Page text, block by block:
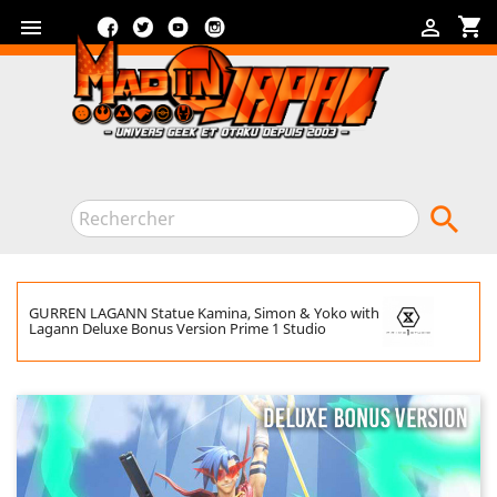
 shopping_cart

FacebookTwitterYouTube

GURREN LAGANN Statue Kamina, Simon & Yoko with
Lagann Deluxe Bonus Version Prime 1 Studio